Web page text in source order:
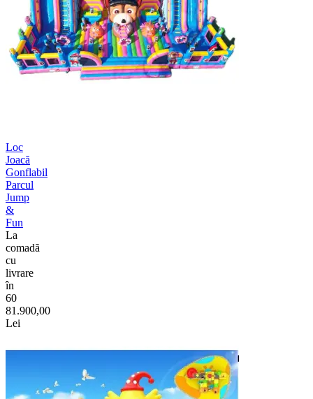
Loc
Joacă
Gonflabil
Parcul
Jump
&
Fun
La
comadã
cu
livrare
în
60
81.900,00
Lei